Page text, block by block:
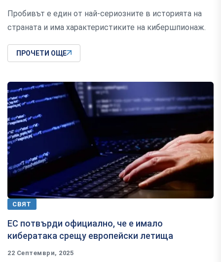
Пробивът е един от най-сериозните в историята на
страната и има характеристиките на кибершпионаж.
ПРОЧЕТИ ОЩЕ
СВЯТ
ЕС потвърди официално, че е имало
кибератака срещу европейски летища
22 Септември, 2025